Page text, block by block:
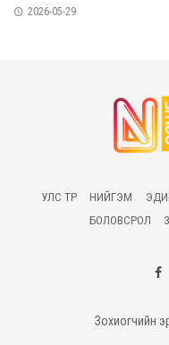
2026-05-29
УЛС ТӨР НИЙГЭМ
БОЛОВСРОЛ
Зохиогчийн